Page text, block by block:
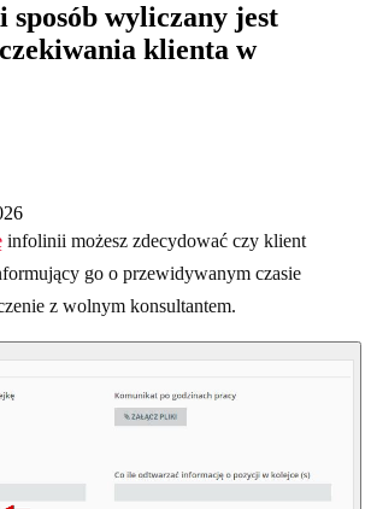
wyliczany jest
klienta w
infolinii możesz zdecydować czy klient
go o przewidywanym czasie
z wolnym konsultantem.